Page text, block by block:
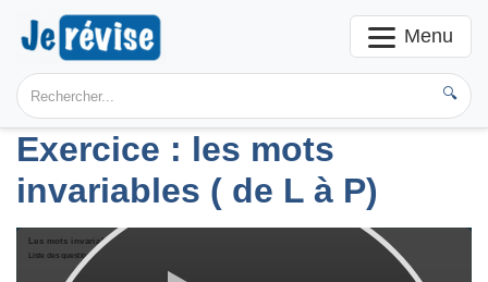
Menu
🔍
Exercice : les mots
invariables ( de L à P)